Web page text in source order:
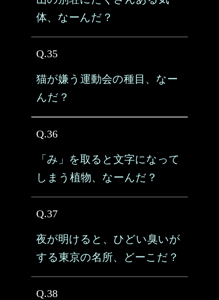
体、なーんだ？
Q.35
猫が嫌う運動会の種目、なー
んだ？
Q.36
「み」を取ると文字になって
しまう植物、なーんだ？
Q.37
夜が明けると、ひどい臭いが
する東京の名所、どーこだ？
Q.38